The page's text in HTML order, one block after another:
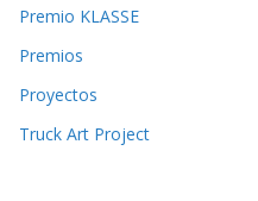
Premio KLASSE
Premios
Proyectos
Truck Art Project